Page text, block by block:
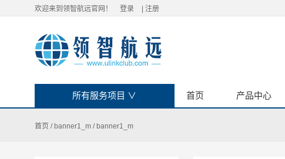
欢迎来到领智航远官网！ 登录 注册
所有服务项目 ∨ 首页 产品中心
首页 / banner1_m / banner1_m